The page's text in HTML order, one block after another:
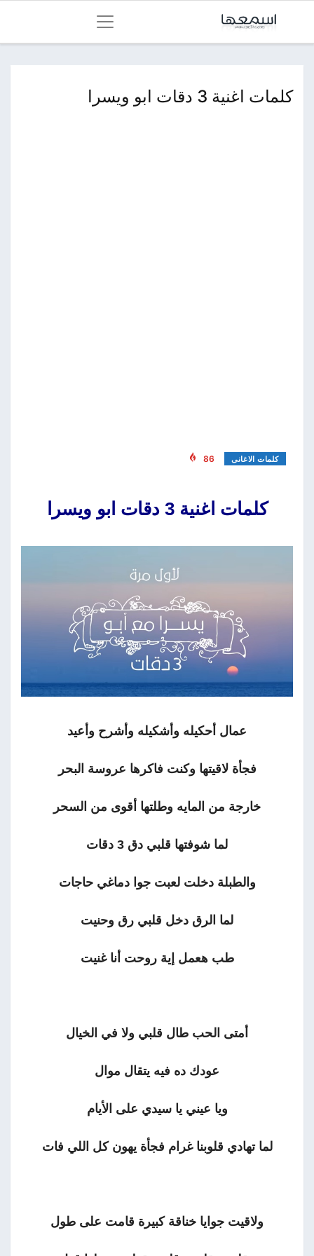
كلمات اغنية 3 دقات ابو ويسرا
كلمات الاغانى 86
كلمات اغنية 3 دقات ابو ويسرا
عمال أحكيله وأشكيله وأشرح وأعيد
فجأة لاقيتها وكنت فاكرها عروسة البحر
خارجة من المايه وطلتها أقوى من السحر
لما شوفتها قلبي دق 3 دقات
والطبلة دخلت لعبت جوا دماغي حاجات
لما الرق دخل قلبي رق وحنيت
طب هعمل إية روحت أنا غنيت
أمتى الحب طال قلبي ولا في الخيال
عودك ده فيه يتقال موال
ويا عيني يا سيدي على الأيام
لما تهادي قلوبنا غرام فجأة يهون كل اللي فات
ولاقيت جوايا خناقة كبيرة قامت على طول